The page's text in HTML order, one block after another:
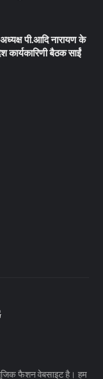
पी.आदि नारायण के
बैठक साईं
फैशन वेबसाइट है। हम